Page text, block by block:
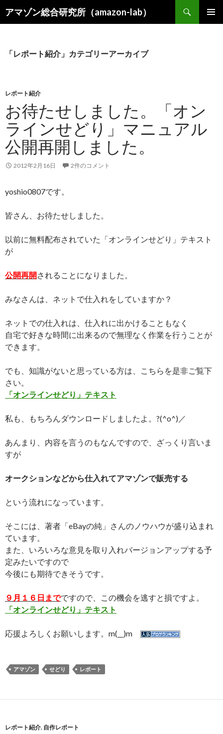
アマゾン総合研究所（amazon-lab）
索
ン
キ
ッ
プ
「レポート紹介」カテゴリーアーカイブ
レポート紹介
お待たせしました。「オン
ラインせどり」マニュアル
公開再開しました。
2012年2月16日 2件のコメント
yoshio0807です。
皆さん、お待たせしました。
以前に無料配布されていた「オンラインせどり」テキスト
が
公開再開されることになりました。
みなさんは、ネットで仕入れをしていますか？
ネットでの仕入れは、仕入れに出かけることもなく
自宅で好きな時間に出来るので無理なく作業を行うことが
できます。
でも、知識がないと思っている方は、こちらを是非ご覧下
さい。
「オンラインせどり」テキスト
私も、もちろんダウンロードしましたよ。?(^o^)／
あんまり、内容を言うのもなんですので、ざっくり言いま
すが
オークションなどから仕入れてアマゾンで販売する
という流れになっています。
そこには、著者「eBayの純」さんのノウハウが盛り込まれ
ています。
また、いろいろな意見を取り入れバージョンアップする予
定みたいですので
今後にも期待できそうです。
９月１６日までですので、この機会を逃すと損ですよ。
「オンラインせどり」テキスト
応援よろしくお願いします。m(__)m
アマゾン せどり レポート
レポート紹介, 自作レポート